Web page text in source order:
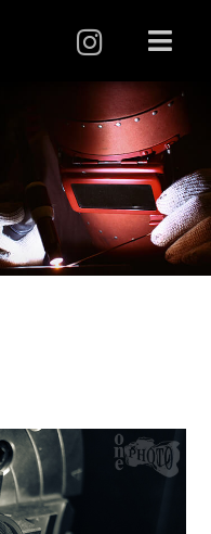
I
n
s
t
a
g
r
a
m
メ
ニ
ュ
ー